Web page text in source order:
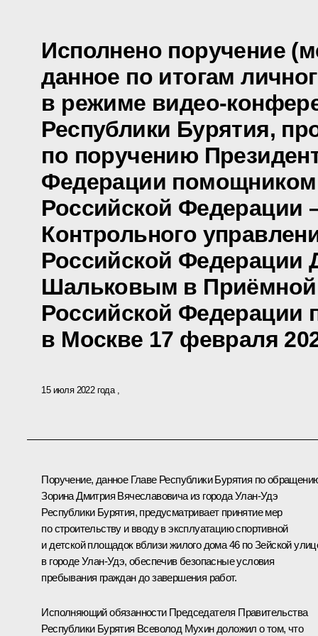
Исполнено поручение
данное по итогам
в режиме видео-
Республики Бурятия,
по поручению
Федерации помощником
Российской Федерации
Контрольного
Российской Федерации
Шальковым в Приёмной
Российской Федерации
в Москве 17 февраля
15 июля 2022 года
Поручение, данное Главе Республики Бурятия по
Зорина Дмитрия Вячеславовича из города Улан-Удэ
Республики Бурятия, предусматривает принятие мер
по строительству и вводу в эксплуатацию спортивной
и детской площадок вблизи жилого дома 46 по Зейской
в городе Улан-Удэ, обеспечив безопасные условия
пребывания граждан до завершения работ.
Исполняющий обязанности Председателя Правительства
Республики Бурятия Всеволод Мухин доложил о том, что